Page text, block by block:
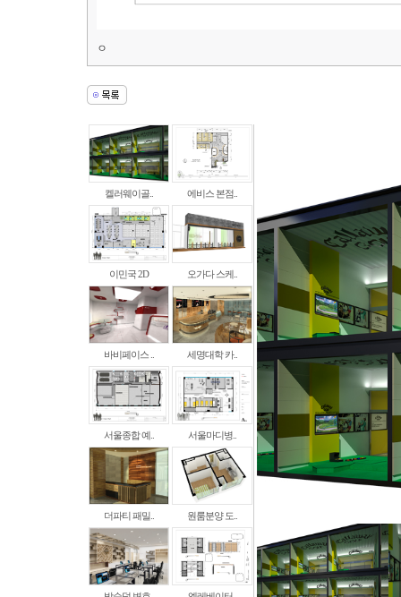
ㅇ
켈러웨이골.. 에비스 본점..
이민국 2D 오가다 스케..
바비페이스 .. 세명대학 카..
서울종합 예.. 서울마디병..
더파티 패밀.. 원룸분양 도..